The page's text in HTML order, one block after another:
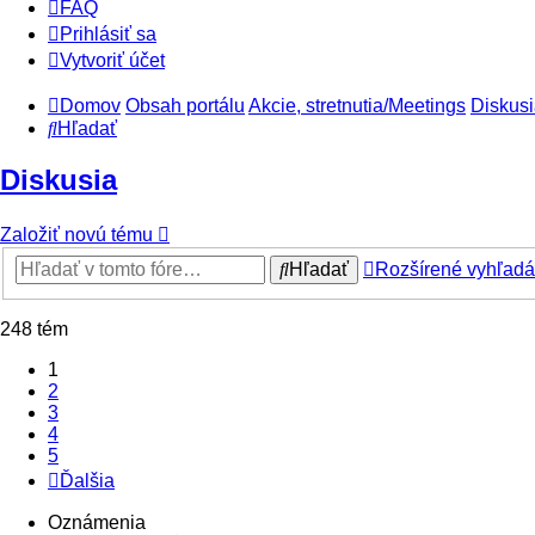
FAQ
Prihlásiť sa
Vytvoriť účet
Domov Obsah portálu Akcie, stretnutia/Meetings
Hľadať
Diskusia
Založiť novú tému
Hľadať
Rozšírené
248 tém
1
2
3
4
5
Ďalšia
Oznámenia